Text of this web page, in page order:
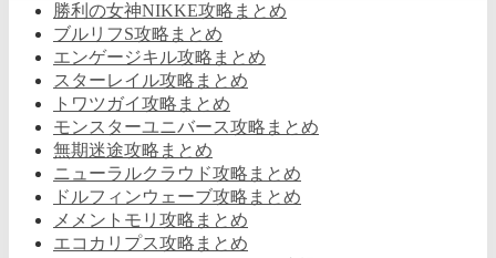
勝利の女神NIKKE攻略まとめ
ブルリフS攻略まとめ
エンゲージキル攻略まとめ
スターレイル攻略まとめ
トワツガイ攻略まとめ
モンスターユニバース攻略まとめ
無期迷途攻略まとめ
ニューラルクラウド攻略まとめ
ドルフィンウェーブ攻略まとめ
メメントモリ攻略まとめ
エコカリプス攻略まとめ